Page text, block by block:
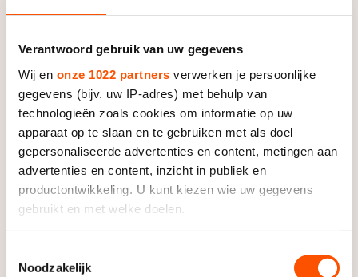
Verantwoord gebruik van uw gegevens
Wij en onze 1022 partners verwerken je persoonlijke
gegevens (bijv. uw IP-adres) met behulp van
technologieën zoals cookies om informatie op uw
apparaat op te slaan en te gebruiken met als doel
gepersonaliseerde advertenties en content, metingen aan
advertenties en content, inzicht in publiek en
productontwikkeling. U kunt kiezen wie uw gegevens
gebruikt en met welke doelen.
Informatie verzamelen over uw geografische locatie,
Noodzakelijk
Deze zomer de weg op
Waar kan ik schaatsen en skaten?
Alles voor jou als schaatsfan
Tickets
Livestreams
Word schaatsfan!
Winacties
Medaille overzicht
Medaillespiegel
Olympische uitslagen
Van Jong tot Goud verhalen